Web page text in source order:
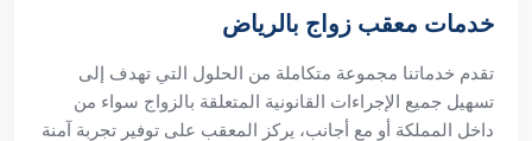
خدمات معقب زواج بالرياض
تقدم خدماتنا مجموعة متكاملة من الحلول التي تهدف إلى
تسهيل جميع الإجراءات القانونية المتعلقة بالزواج سواء من
داخل المملكة أو مع أجانب، يركز المعقب على توفير تجربة آمنة